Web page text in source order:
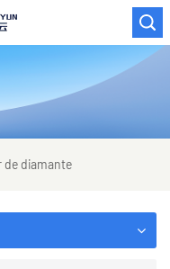
de diamante